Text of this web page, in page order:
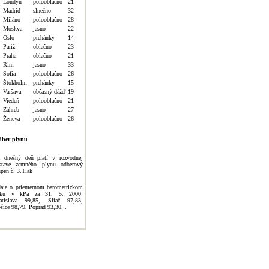
Londýn
polooblačno
21
Madrid
slnečno
32
Miláno
polooblačno
28
Moskva
jasno
22
Oslo
prehánky
14
Paríž
oblačno
23
Praha
oblačno
21
Rím
jasno
33
Sofia
polooblačno
26
Štokholm
prehánky
15
Varšava
občasný dážď 19
Viedeň
polooblačno
21
Záhreb
jasno
27
Ženeva
polooblačno 26
plynu
dnešný deň platí v rozvodnej
zemného plynu odberový
č. 3.Tlak
o priemernom barometrickom
v kPa za 31. 5. 2000:
99,85, Sliač 97,83,
98,79, Poprad 93,30. .